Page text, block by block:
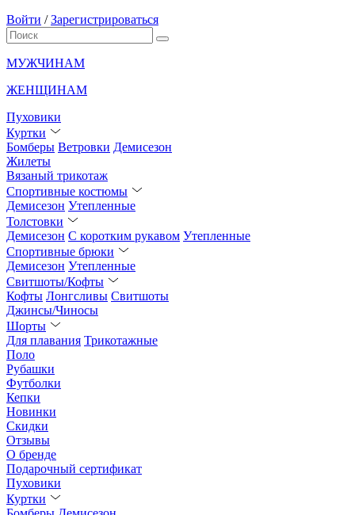
Войти /Зарегистрироваться
МУЖЧИНАМ
ЖЕНЩИНАМ
Пуховики
Куртки
Бомберы Ветровки Демисезон
Жилеты
Вязаный трикотаж
Спортивные костюмы
Демисезон Утепленные
Толстовки
Демисезон С коротким рукавом Утепленные
Спортивные брюки
Демисезон Утепленные
Свитшоты/Кофты
Кофты Лонгсливы Свитшоты
Джинсы/Чиносы
Шорты
Для плавания Трикотажные
Поло
Рубашки
Футболки
Кепки
Новинки
Скидки
Отзывы
О бренде
Подарочный сертификат
Пуховики
Куртки